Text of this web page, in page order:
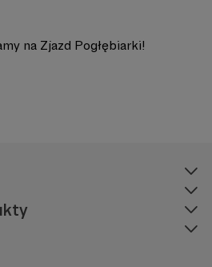
na Zjazd Pogłębiarki!